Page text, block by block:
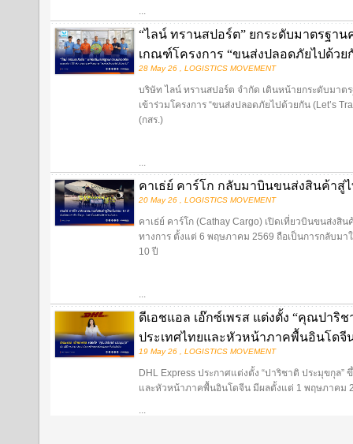
...
“ไลน์ ทรานสปอร์ต” ยกระดับมาตรฐา
เกณฑ์โครงการ “ขนส่งปลอดภัยไปด้วย
28 May 26 , LOGISTICS MOVEMENT
บริษัท ไลน์ ทรานสปอร์ต จำกัด เดินหน้ายกระดับมา
เข้าร่วมโครงการ “ขนส่งปลอดภัยไปด้วยกัน (Let’s
(กสร.)
...
คาเธ่ย์ คาร์โก กลับมาบินขนส่งสินค้าสู่
20 May 26 , LOGISTICS MOVEMENT
คาเธ่ย์ คาร์โก (Cathay Cargo) เปิดเที่ยวบินขนส่งสิ
ทางการ ตั้งแต่ 6 พฤษภาคม 2569 ถือเป็นการกลับม
10 ปี
...
ดีเอชแอล เอ๊กซ์เพรส แต่งตั้ง “คุณปาริ
ประเทศไทยและหัวหน้าภาคพื้นอินโดจี
19 May 26 , LOGISTICS MOVEMENT
DHL Express ประกาศแต่งตั้ง “ปาริชาติ ประมุขกุล
และหัวหน้าภาคพื้นอินโดจีน มีผลตั้งแต่ 1 พฤษภาคม
...